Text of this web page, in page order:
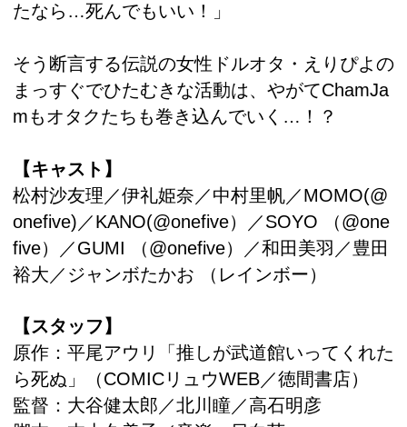
たなら…死んでもいい！」
そう断言する伝説の女性ドルオタ・えりぴよの
まっすぐでひたむきな活動は、やがてChamJa
mもオタクたちも巻き込んでいく…！？
【キャスト】
松村沙友理／伊礼姫奈／中村里帆／MOMO(@
onefive)／KANO(@onefive）／SOYO （@one
five）／GUMI （@onefive）／和田美羽／豊田
裕大／ジャンボたかお （レインボー）
【スタッフ】
原作：平尾アウリ「推しが武道館いってくれた
ら死ぬ」（COMICリュウWEB／徳間書店）
監督：大谷健太郎／北川瞳／高石明彦